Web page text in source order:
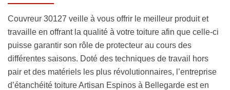
Couvreur 30127 veille à vous offrir le meilleur produit et
travaille en offrant la qualité à votre toiture afin que celle-ci
puisse garantir son rôle de protecteur au cours des
différentes saisons. Doté des techniques de travail hors
pair et des matériels les plus révolutionnaires, l’entreprise
d’étanchéité toiture Artisan Espinos à Bellegarde est en